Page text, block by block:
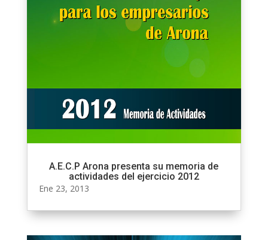
A.E.C.P Arona presenta su memoria de
actividades del ejercicio 2012
Ene 23, 2013